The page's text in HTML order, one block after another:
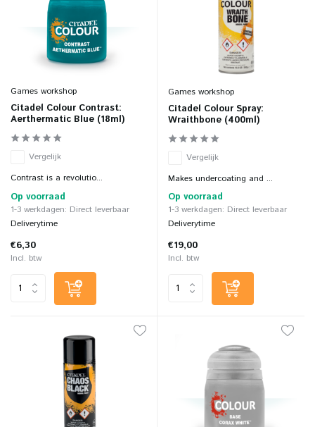
Games workshop
Citadel Colour Contrast:
Aerthermatic Blue (18ml)
Vergelijk
Contrast is a revolutio...
Op voorraad
1-3 werkdagen: Direct leverbaar
Deliverytime
€6,30
Incl. btw
Games workshop
Citadel Colour Spray:
Wraithbone (400ml)
Vergelijk
Makes undercoating and ...
Op voorraad
1-3 werkdagen: Direct leverbaar
Deliverytime
€19,00
Incl. btw